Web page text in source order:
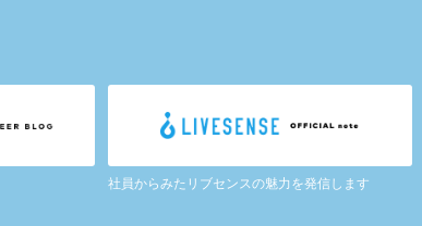
社員からみたリブセンスの魅力を発信します